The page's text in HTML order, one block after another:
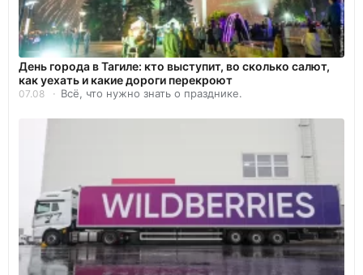
День города в Тагиле: кто выступит, во сколько салют,
как уехать и какие дороги перекроют
07.08 Всё, что нужно знать о празднике.